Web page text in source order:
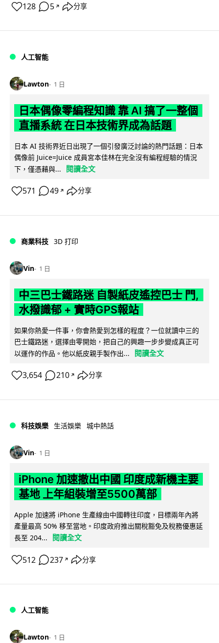
128 5 ↗ 分享
人工智能
Lawton 1 日
日本偶像零編程知識 靠 AI 搞了一整個
直播系統 在日本技術界成為話題
日本 AI 技術界近日出現了一個引發廣泛討論的熱門話題：日本
偶像前 Juice=Juice 成員宮本佳林在完全沒有編程經驗的情況
下，僅憑藉與...
閱讀全文
571 49 ↗ 分享
商業科技 3D 打印
Vin 1 日
中三巴士鐵路迷 自製紙皮遙控巴士 門,
水撥識郁 + 實時GPS報站
如果你熱愛一件事，你會熱愛到怎樣的程度？一位就讀中三的
巴士鐵路迷，選擇由零開始，把自己的興趣一步步變成真正可
以運作的作品。他以紙皮親手製作出...
閱讀全文
3,654 210 ↗ 分享
科技娛樂 生活娛樂 城中熱話
Vin 1 日
iPhone 加速撤出中國 印度成新機主要
基地 上年組裝增至5500萬部
Apple 加速將 iPhone 生產線由中國轉往印度，目標兩年內將
產量最高 50% 移至當地。印度政府推出關稅豁免及稅務優惠延
長至 204...
閱讀全文
512 237 ↗ 分享
人工智能
Lawton 1 日